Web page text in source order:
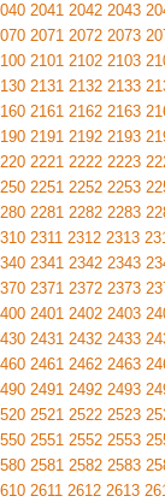
2041 2042 2043
2071 2072 2073
2101 2102 2103
2131 2132 2133
2161 2162 2163
2191 2192 2193
2221 2222 2223
2251 2252 2253
2281 2282 2283
2311 2312 2313
2341 2342 2343
2371 2372 2373
2401 2402 2403
2431 2432 2433
2461 2462 2463
2491 2492 2493
2521 2522 2523
2551 2552 2553
2581 2582 2583
2611 2612 2613